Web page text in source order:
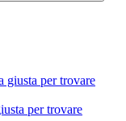
per trovare